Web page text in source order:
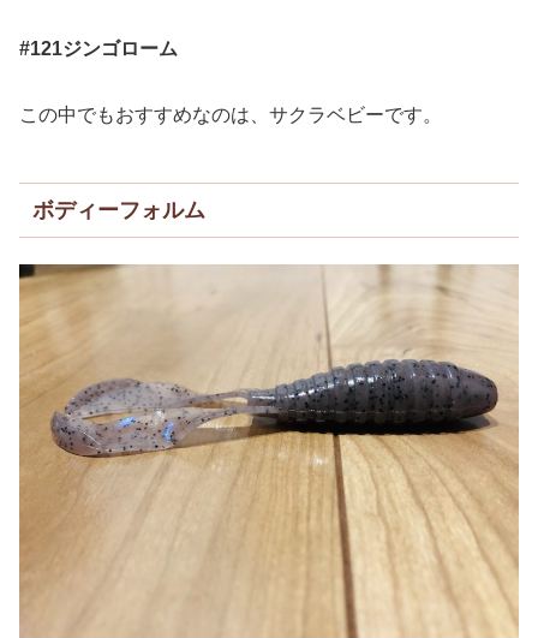
#121ジンゴローム
この中でもおすすめなのは、サクラベビーです。
ボディーフォルム